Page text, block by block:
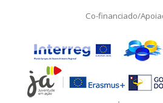
Co-financiado/